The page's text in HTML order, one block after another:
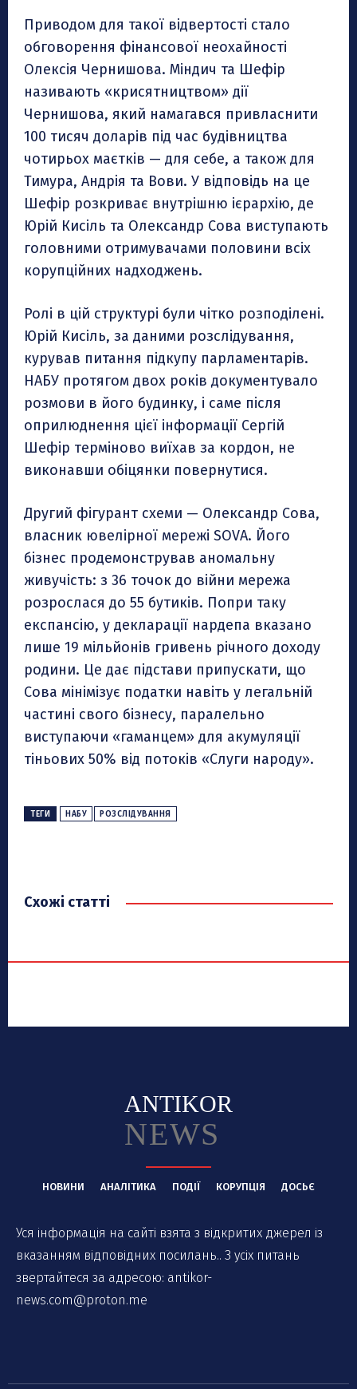
Приводом для такої відвертості стало
обговорення фінансової неохайності
Олексія Чернишова. Міндич та Шефір
називають «крисятництвом» дії
Чернишова, який намагався привласнити
100 тисяч доларів під час будівництва
чотирьох маєтків — для себе, а також для
Тимура, Андрія та Вови. У відповідь на це
Шефір розкриває внутрішню ієрархію, де
Юрій Кисіль та Олександр Сова виступають
головними отримувачами половини всіх
корупційних надходжень.
Ролі в цій структурі були чітко розподілені.
Юрій Кисіль, за даними розслідування,
курував питання підкупу парламентарів.
НАБУ протягом двох років документувало
розмови в його будинку, і саме після
оприлюднення цієї інформації Сергій
Шефір терміново виїхав за кордон, не
виконавши обіцянки повернутися.
Другий фігурант схеми — Олександр Сова,
власник ювелірної мережі SOVA. Його
бізнес продемонстрував аномальну
живучість: з 36 точок до війни мережа
розрослася до 55 бутиків. Попри таку
експансію, у декларації нардепа вказано
лише 19 мільйонів гривень річного доходу
родини. Це дає підстави припускати, що
Сова мінімізує податки навіть у легальній
частині свого бізнесу, паралельно
виступаючи «гаманцем» для акумуляції
тіньових 50% від потоків «Слуги народу».
ТЕГИ НАБУ РОЗСЛІДУВАННЯ
Схожі статті
ANTIKOR
NEWS
НОВИНИ АНАЛІТИКА ПОДІЇ КОРУПЦІЯ ДОСЬЄ
Уся інформація на сайті взята з відкритих джерел із
вказанням відповідних посилань.. З усіх питань
звертайтеся за адресою: antikor-
news.com@proton.me